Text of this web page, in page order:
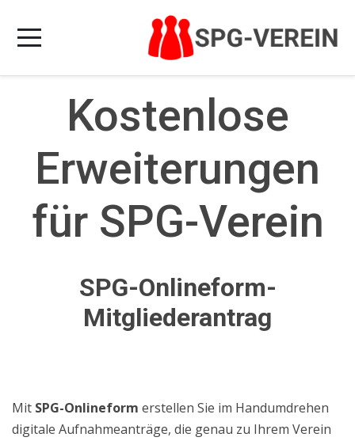
Kostenlose
Erweiterungen
für SPG-Verein
SPG-Onlineform-
Mitgliederantrag
Mit SPG-Onlineform erstellen Sie im Handumdrehen
digitale Aufnahmeanträge, die genau zu Ihrem Verein